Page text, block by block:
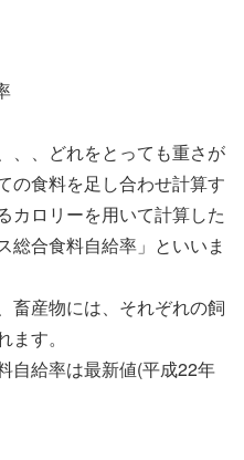
、、どれをとっても重さが
の食料を足し合わせ計算す
カロリーを用いて計算した
総合食料自給率」といいま
畜産物には、それぞれの飼
す。
自給率は最新値(平成22年